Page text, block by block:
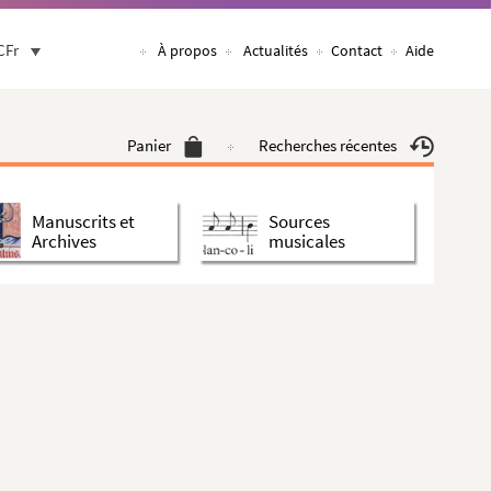
À propos Actualités Contact Aide
Panier Recherches récentes
Manuscrits et
Archives
Sources
musicales